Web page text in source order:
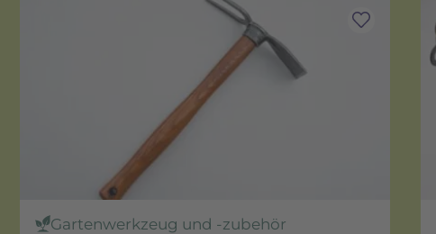
Gartenwerkzeug und -zubehör